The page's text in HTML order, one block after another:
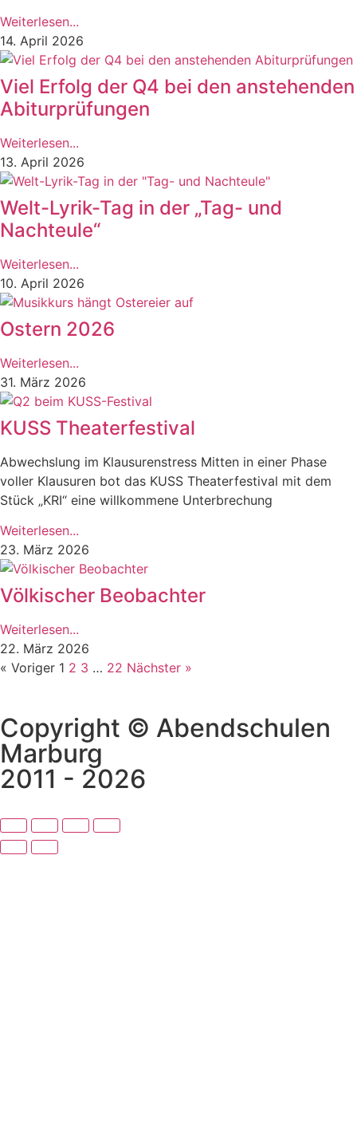
Weiterlesen...
14. April 2026
Viel Erfolg der Q4 bei den anstehenden
Abiturprüfungen
Weiterlesen...
13. April 2026
Welt-Lyrik-Tag in der „Tag- und
Nachteule“
Weiterlesen...
10. April 2026
Ostern 2026
Weiterlesen...
31. März 2026
KUSS Theaterfestival
Abwechslung im Klausurenstress Mitten in einer Phase
voller Klausuren bot das KUSS Theaterfestival mit dem
Stück „KRI“ eine willkommene Unterbrechung
Weiterlesen...
23. März 2026
Völkischer Beobachter
Weiterlesen...
22. März 2026
« Voriger 1 2 3 … 22 Nächster »
Copyright © Abendschulen
Marburg
2011 - 2026